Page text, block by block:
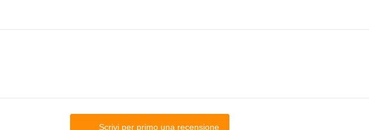
Scrivi per primo una recensione